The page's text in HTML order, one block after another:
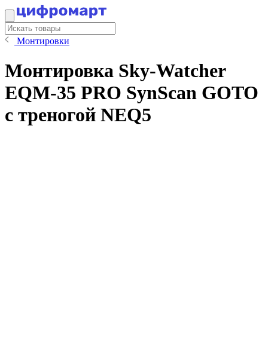
Монтировки
Монтировка Sky-Watcher
EQM-35 PRO SynScan GOTO
с треногой NEQ5